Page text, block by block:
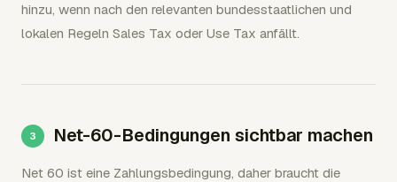
hinzu, wenn nach den relevanten bundesstaatlichen und
lokalen Regeln Sales Tax oder Use Tax anfällt.
Net-60-Bedingungen sichtbar machen
Net 60 ist eine Zahlungsbedingung, daher braucht die